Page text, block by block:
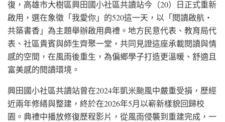
復，高雄市大樹區興田國小社區共讀站今（20）日正式重新
啟用，選在象徵「我愛你」的520這一天，以「閱讀啟航・
共築書香」為主題舉辦啟用典禮。地方民意代表、教育局代
表、社區貴賓與師生齊聚一堂，共同見證這座承載閱讀與情
感的空間，在風雨後重生，為偏鄉學子打造更溫暖、舒適且
富美感的閱讀環境。
興田國小社區共讀站曾在2024年凱米颱風中嚴重受損，歷經
近兩年修繕與整建，終於在2026年5月以嶄新樣貌回歸校
園。典禮中播放修復歷程影片，從風雨侵襲到重建完成，一